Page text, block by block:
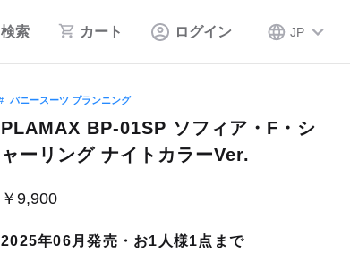
検索 カート ログイン JP
バニースーツ プランニング
PLAMAX BP-01SP ソフィア・F・シ
ャーリング ナイトカラーVer.
￥9,900
2025年06月発売・お1人様1点まで